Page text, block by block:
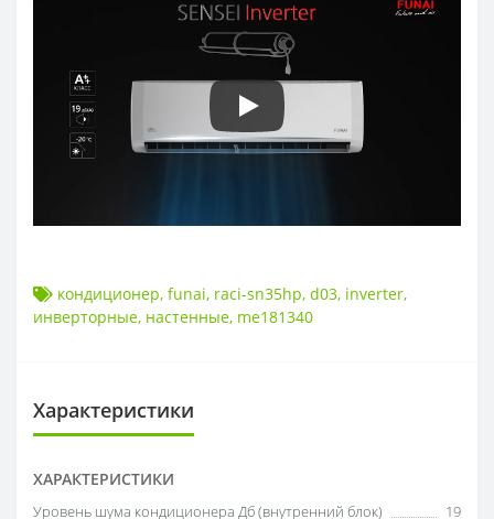
кондиционер, funai, raci-sn35hp, d03, inverter,
инверторные, настенные, me181340
Характеристики
ХАРАКТЕРИСТИКИ
Уровень шума кондиционера Дб (внутренний блок) 19